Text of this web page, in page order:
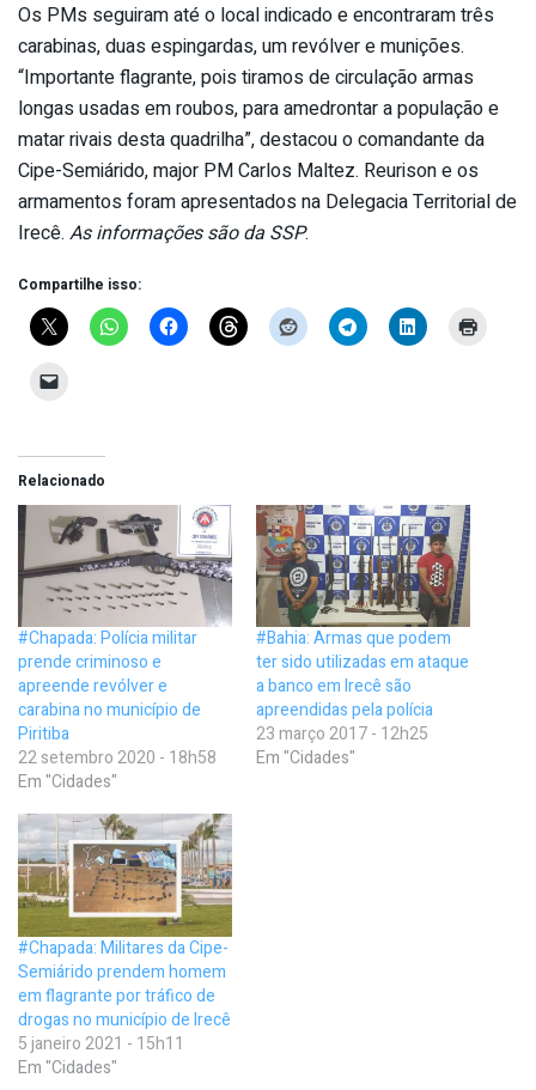
Os PMs seguiram até o local indicado e encontraram três
carabinas, duas espingardas, um revólver e munições.
“Importante flagrante, pois tiramos de circulação armas
longas usadas em roubos, para amedrontar a população e
matar rivais desta quadrilha”, destacou o comandante da
Cipe-Semiárido, major PM Carlos Maltez. Reurison e os
armamentos foram apresentados na Delegacia Territorial de
Irecê. As informações são da SSP.
Compartilhe isso:
Relacionado
#Chapada: Polícia militar
prende criminoso e
apreende revólver e
carabina no município de
Piritiba
22 setembro 2020 - 18h58
Em "Cidades"
#Bahia: Armas que podem
ter sido utilizadas em ataque
a banco em Irecê são
apreendidas pela polícia
23 março 2017 - 12h25
Em "Cidades"
#Chapada: Militares da Cipe-
Semiárido prendem homem
em flagrante por tráfico de
drogas no município de Irecê
5 janeiro 2021 - 15h11
Em "Cidades"